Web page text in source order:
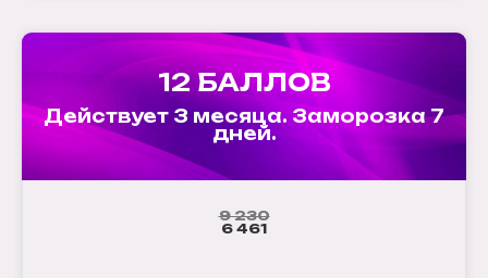
12 БАЛЛОВ
Действует 3 месяца. Заморозка 7
дней.
9 230
6 461